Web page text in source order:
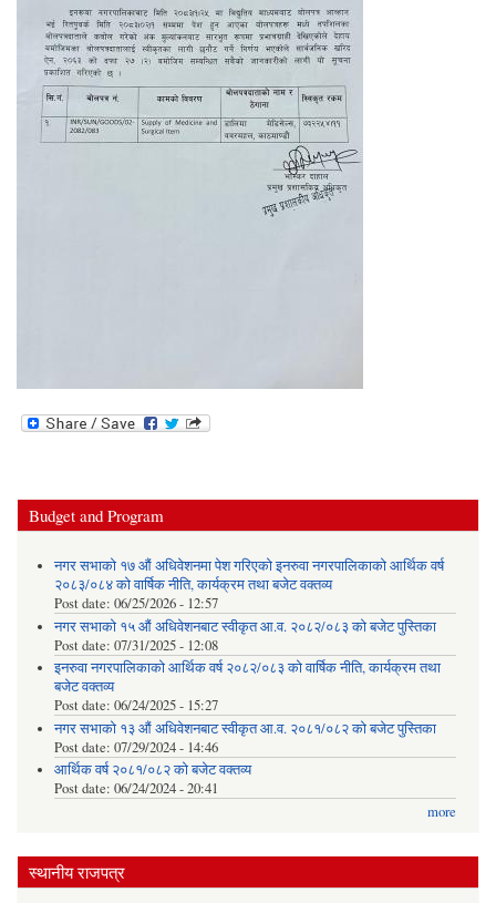
Budget and Program
नगर सभाको १७ औं अधिवेशनमा पेश गरिएको इनरुवा नगरपालिकाको आर्थिक वर्ष
२०८३/०८४ को वार्षिक नीति, कार्यक्रम तथा बजेट वक्तव्य
Post date: 06/25/2026 - 12:57
नगर सभाको १५ औं अधिवेशनबाट स्वीकृत आ.व. २०८२/०८३ को बजेट पुस्तिका
Post date: 07/31/2025 - 12:08
इनरुवा नगरपालिकाको आर्थिक वर्ष २०८२/०८३ को वार्षिक नीति, कार्यक्रम तथा
बजेट वक्तव्य
Post date: 06/24/2025 - 15:27
नगर सभाको १३ औं अधिवेशनबाट स्वीकृत आ.व. २०८१/०८२ को बजेट पुस्तिका
Post date: 07/29/2024 - 14:46
आर्थिक वर्ष २०८१/०८२ को बजेट वक्तव्य
Post date: 06/24/2024 - 20:41
more
स्थानीय राजपत्र